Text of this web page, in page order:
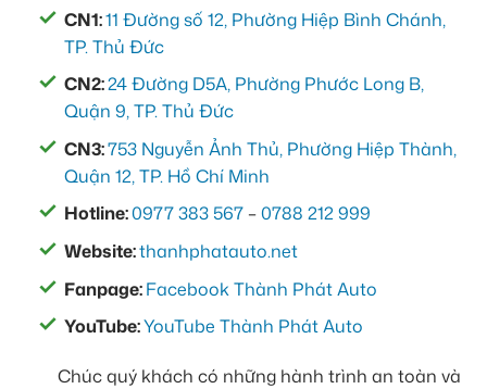
CN1:11 Đường số 12, Phường Hiệp Bình Chánh,
TP. Thủ Đức
CN2:24 Đường D5A, Phường Phước Long B,
Quận 9, TP. Thủ Đức
CN3:753 Nguyễn Ảnh Thủ, Phường Hiệp Thành,
Quận 12, TP. Hồ Chí Minh
Hotline:0977 383 567 –0788 212 999
Website:thanhphatauto.net
Fanpage:Facebook Thành Phát Auto
YouTube:YouTube Thành Phát Auto
Chúc quý khách có những hành trình an toàn và